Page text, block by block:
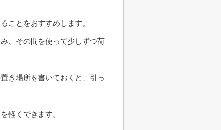
ことをおすすめします。
、その間を使って少しずつ荷
き場所を書いておくと、引っ
軽くできます。